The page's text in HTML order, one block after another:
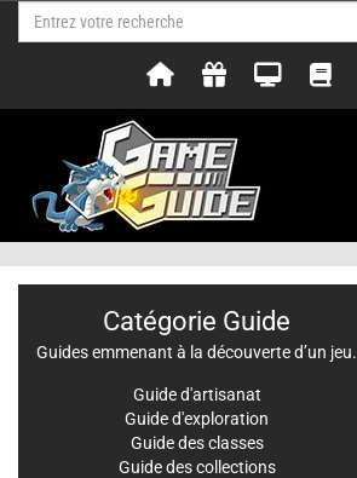
Catégorie Guide
Guides emmenant à la découverte d’un jeu.
Guide d'artisanat
Guide d'exploration
Guide des classes
Guide des collections